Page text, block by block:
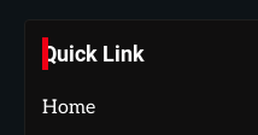
Quick Link
Home